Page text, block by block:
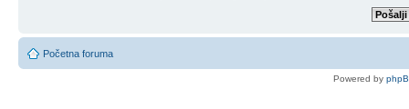
Početna foruma
Powered by